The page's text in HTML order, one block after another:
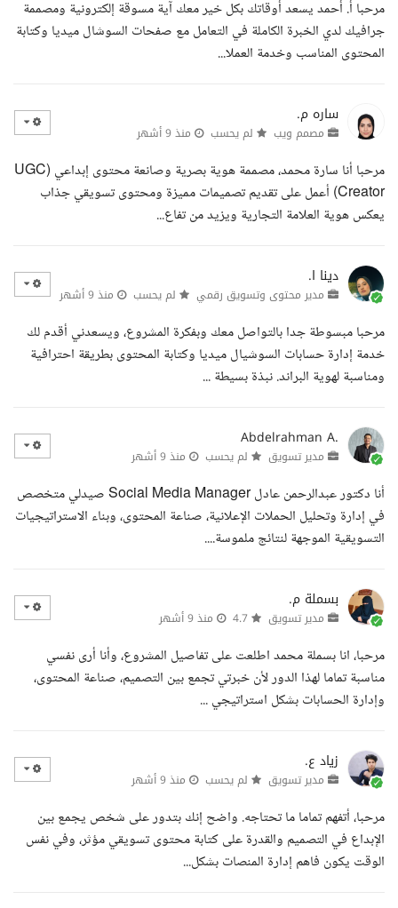
مرحبا أ. أحمد يسعد أوقاتك بكل خير معك آية مسوقة إلكترونية ومصممة
جرافيك لدي الخبرة الكاملة في التعامل مع صفحات السوشال ميديا وكتابة
المحتوى المناسب وخدمة العملا...
ساره م.
مصمم ويب لم يحسب منذ 9 أشهر
مرحبا أنا سارة محمد، مصممة هوية بصرية وصانعة محتوى إبداعي (UGC
Creator) أعمل على تقديم تصميمات مميزة ومحتوى تسويقي جذاب
يعكس هوية العلامة التجارية ويزيد من تفاع...
دينا ا.
مدير محتوى وتسويق رقمي لم يحسب منذ 9 أشهر
مرحبا مبسوطة جدا بالتواصل معك وبفكرة المشروع، ويسعدني أقدم لك
خدمة إدارة حسابات السوشيال ميديا وكتابة المحتوى بطريقة احترافية
ومناسبة لهوية البراند. نبذة بسيطة ...
Abdelrahman A.
مدير تسويق لم يحسب منذ 9 أشهر
أنا دكتور عبدالرحمن عادل Social Media Manager صيدلي متخصص
في إدارة وتحليل الحملات الإعلانية، صناعة المحتوى، وبناء الاستراتيجيات
التسويقية الموجهة لنتائج ملموسة....
بسملة م.
مدير تسويق منذ 9 أشهر
مرحبا، انا بسملة محمد اطلعت على تفاصيل المشروع، وأنا أرى نفسي
مناسبة تماما لهذا الدور لأن خبرتي تجمع بين التصميم، صناعة المحتوى،
وإدارة الحسابات بشكل استراتيجي ...
زياد ع.
مدير تسويق لم يحسب منذ 9 أشهر
مرحبا، أتفهم تماما ما تحتاجه. واضح إنك بتدور على شخص يجمع بين
الإبداع في التصميم والقدرة على كتابة محتوى تسويقي مؤثر، وفي نفس
الوقت يكون فاهم إدارة المنصات بشكل...